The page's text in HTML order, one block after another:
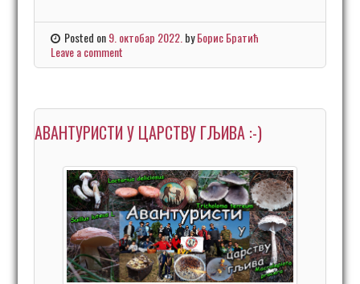
Posted on9. октобар 2022. byБорис Братић
Leave a comment
АВАНТУРИСТИ У ЦАРСТВУ ГЉИВА :-)